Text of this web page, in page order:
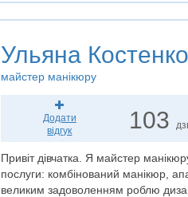
Ульяна Костенко
майстер манікюру
Додати
відгук
103
Привіт дівчатка. Я майстер
послуги: комбінований манікюр,
великим задоволенням роблю